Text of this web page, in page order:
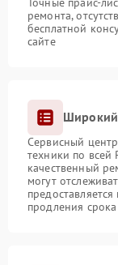
ремонта,
бесплатной
сайте
Широкий
Сервисный
техники по всей
качественный
могут
продления